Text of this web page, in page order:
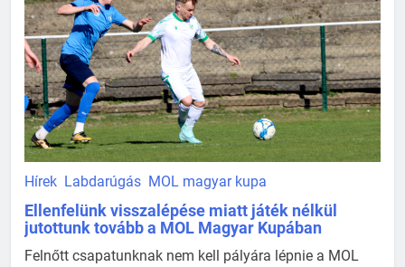
Hírek Labdarúgás MOL magyar kupa
Ellenfelünk visszalépése miatt játék nélkül
jutottunk tovább a MOL Magyar Kupában
Felnőtt csapatunknak nem kell pályára lépnie a MOL